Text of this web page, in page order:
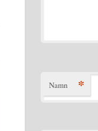
Namn *